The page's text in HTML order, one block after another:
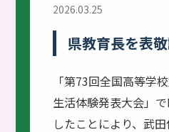
2026.03.25
県教育長を表
「第73回全国高等学
生活体験発表大会」
したことにより、武